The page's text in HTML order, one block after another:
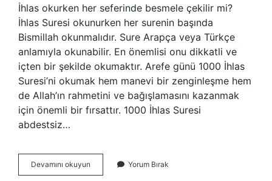
İhlas okurken her seferinde besmele çekilir mi?
İhlas Suresi okunurken her surenin başında
Bismillah okunmalıdır. Sure Arapça veya Türkçe
anlamıyla okunabilir. En önemlisi onu dikkatli ve
içten bir şekilde okumaktır. Arefe günü 1000 İhlas
Suresi’ni okumak hem manevi bir zenginleşme hem
de Allah’ın rahmetini ve bağışlamasını kazanmak
için önemli bir fırsattır. 1000 İhlas Suresi
abdestsiz…
Devamını okuyun
İHlas
Yorum Bırak